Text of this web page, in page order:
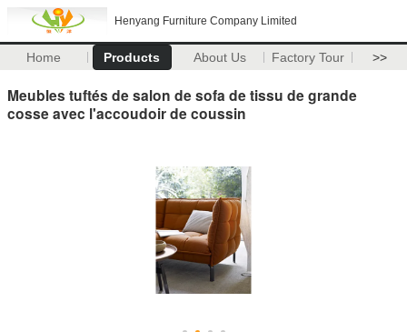
Henyang Furniture Company Limited
Home Products About Us Factory Tour >>
Meubles tuftés de salon de sofa de tissu de grande
cosse avec l'accoudoir de coussin